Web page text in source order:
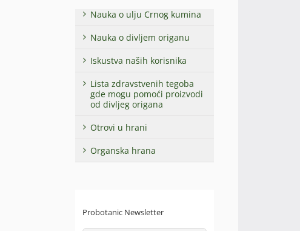
Nauka o ulju Crnog kumina
Nauka o divljem origanu
Iskustva naših korisnika
Lista zdravstvenih tegoba
gde mogu pomoći proizvodi
od divljeg origana
Otrovi u hrani
Organska hrana
Probotanic Newsletter